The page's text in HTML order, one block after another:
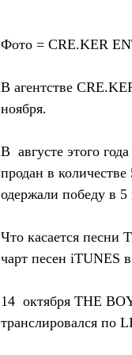
Фото = CRE.KER
В агентстве
ноября.
В  августе этого
продан в
одержали победу в
Что касается песни
чарт песен iTUNES
14  октября THE
транслировался по